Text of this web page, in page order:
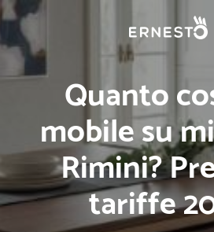
Quanto
mobile su
Rimini?
tariffe